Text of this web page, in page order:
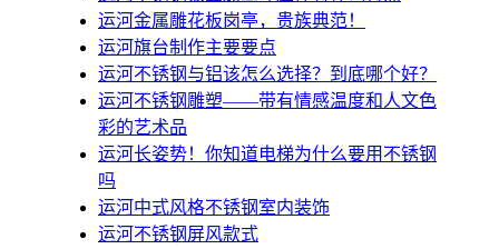
运河金属雕花板岗亭，贵族典范！
运河旗台制作主要要点
运河不锈钢与铝该怎么选择？到底哪个好？
运河不锈钢雕塑——带有情感温度和人文色
彩的艺术品
运河​长姿势！你知道电梯为什么要用不锈钢
吗
运河中式风格不锈钢室内装饰
运河不锈钢屏风款式